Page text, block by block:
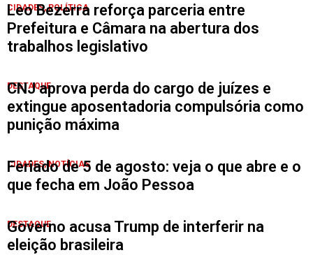
CIDADES,POLÍTICA
Leo Bezerra reforça parceria entre
Prefeitura e Câmara na abertura dos
trabalhos legislativo
DESTAQUE
CNJ aprova perda do cargo de juízes e
extingue aposentadoria compulsória como
punição máxima
CIDADES,NOTÍCIAS
Feriado de 5 de agosto: veja o que abre e o
que fecha em João Pessoa
DESTAQUE
Governo acusa Trump de interferir na
eleição brasileira